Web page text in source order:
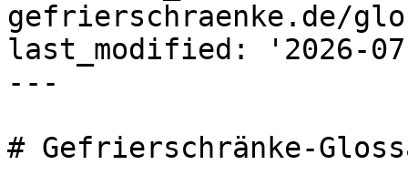
gefrierschraenke.de/
last_modified: '2026-
---
# Gefrierschränke-